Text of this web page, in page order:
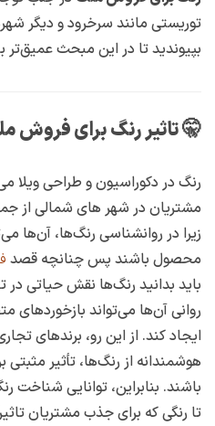
توریستی مانند سرخرود و دیگر
بپیوندید تا در این مبحث عمیق‌تر
🤫 تاثیر رنگ برای فروش
رنگ در دکوراسیون و طراحی ویلا
مشتریان در شهر های شمالی از
زیرا در روانشناسی رنگ‌ها، آن‌ها
محصول باشند پس چنانچه قصد
باید بدانید رنگ‌ها نقش حیاتی در
روانی آن‌ها می‌تواند بازخوردهای
ایجاد کند. از این رو، برندهای
هوشمندانه از رنگ‌ها، تأثیر مثبتی
باشند. بنابراین، توانایی
تا رنگی که برای جذب مشتریان